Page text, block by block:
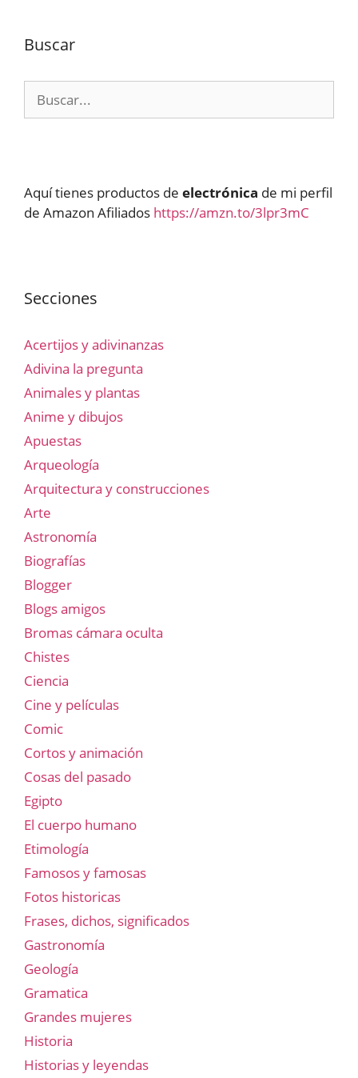
Buscar
Aquí tienes productos de electrónica de mi perfil
de Amazon Afiliados https://amzn.to/3lpr3mC
Secciones
Acertijos y adivinanzas
Adivina la pregunta
Animales y plantas
Anime y dibujos
Apuestas
Arqueología
Arquitectura y construcciones
Arte
Astronomía
Biografías
Blogger
Blogs amigos
Bromas cámara oculta
Chistes
Ciencia
Cine y películas
Comic
Cortos y animación
Cosas del pasado
Egipto
El cuerpo humano
Etimología
Famosos y famosas
Fotos historicas
Frases, dichos, significados
Gastronomía
Geología
Gramatica
Grandes mujeres
Historia
Historias y leyendas